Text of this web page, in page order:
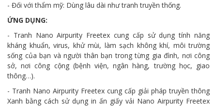
- Đối với thẩm mỹ: Dùng lâu dài như tranh truyền thống.
ỨNG DỤNG:
- Tranh Nano Airpurity Freetex cung cấp sử dụng tính năng
kháng khuẩn, virus, khử mùi, làm sạch không khí, môi trường
sống của bạn và người thân bạn trong từng gia đình, nơi công
sở, nơi công cộng (bệnh viện, ngân hàng, trường học, giao
thông…).
- Tranh Nano Airpurity Freetex cung cấp giải pháp truyền thông
Xanh bằng cách sử dụng in ấn giấy vải Nano Airpurity Freetex